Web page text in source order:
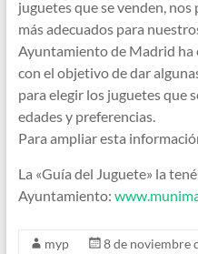
juguetes que se venden,
más adecuados para
Ayuntamiento de Madrid ha
con el objetivo de dar
para elegir los juguetes que
edades y preferencias.
Para ampliar esta
La «Guía del Juguete» la
Ayuntamiento:
myp
8 de noviembre